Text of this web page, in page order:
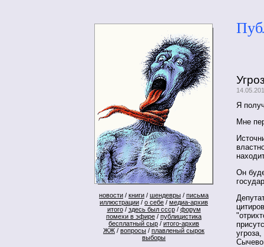
новости / книги / шендевры / письма
иллюстрации / о себе / медиа-архив
итого/ здесь был ссср/ форум
помехи в эфире / публицистика
бесплатный сыр / итого-архив
ЖЖ / вопросы / плавленый сырок
выборы
Я
Мне
Он